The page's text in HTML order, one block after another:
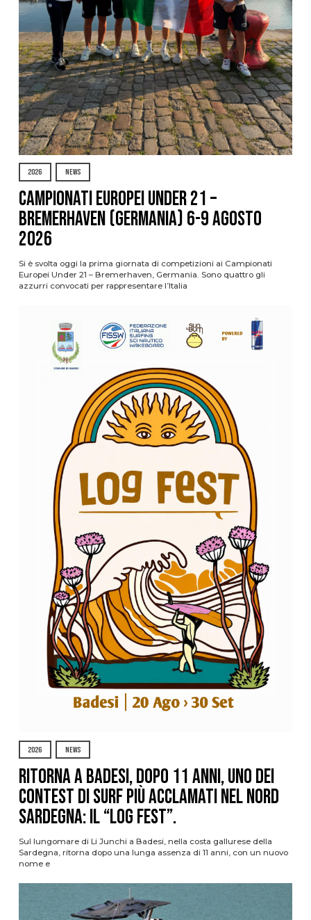
2026 NEWS
Campionati Europei Under 21 –
Bremerhaven (Germania) 6-9 agosto
2026
Si è svolta oggi la prima giornata di competizioni ai Campionati
Europei Under 21 – Bremerhaven, Germania. Sono quattro gli
azzurri convocati per rappresentare l’Italia
2026 NEWS
Ritorna a Badesi, dopo 11 anni, uno dei
contest di surf più acclamati nel nord
Sardegna: il “Log Fest”.
Sul lungomare di Li Junchi a Badesi, nella costa gallurese della
Sardegna, ritorna dopo una lunga assenza di 11 anni, con un nuovo
nome e